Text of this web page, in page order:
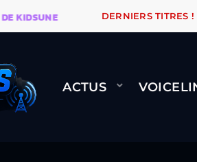
WARÉTRO
DERNIERS TITRES !
ACTUS